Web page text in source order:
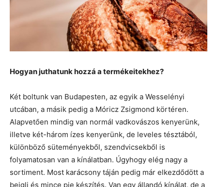
Hogyan juthatunk hozzá a termékeitekhez?
Két boltunk van Budapesten, az egyik a Wesselényi
utcában, a másik pedig a Móricz Zsigmond körtéren.
Alapvetően mindig van normál vadkovászos kenyerünk,
illetve két-három ízes kenyerünk, de leveles tésztából,
különböző süteményekből, szendvicsekből is
folyamatosan van a kínálatban. Úgyhogy elég nagy a
sortiment. Most karácsony táján pedig már elkezdődött a
bejgli és mince pie készítés. Van egy állandó kínálat, de a